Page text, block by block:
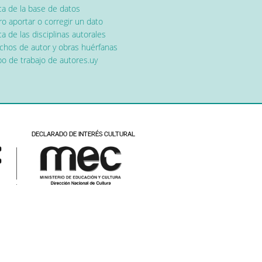
de la base de datos
aportar o corregir un dato
de las disciplinas autorales
de autor y obras huérfanas
de trabajo de autores.uy